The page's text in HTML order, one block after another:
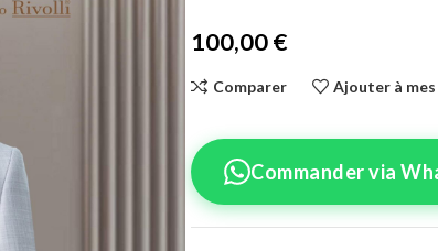
100,00€
Comparer Ajouter à
Commander via